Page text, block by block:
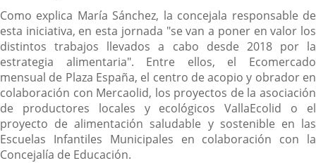
Como explica María Sánchez, la concejala responsable de
esta iniciativa, en esta jornada "se van a poner en valor los
distintos trabajos llevados a cabo desde 2018 por la
estrategia alimentaria". Entre ellos, el Ecomercado
mensual de Plaza España, el centro de acopio y obrador en
colaboración con Mercaolid, los proyectos de la asociación
de productores locales y ecológicos VallaEcolid o el
proyecto de alimentación saludable y sostenible en las
Escuelas Infantiles Municipales en colaboración con la
Concejalía de Educación.